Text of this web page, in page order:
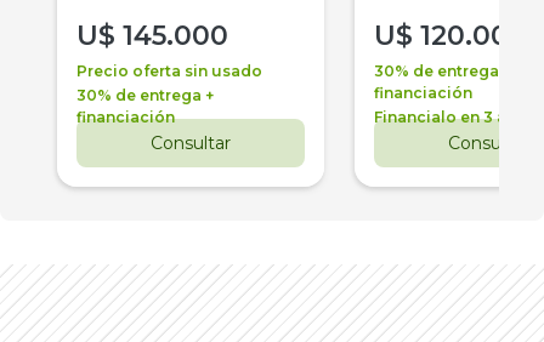
U$ 145.000
Precio oferta sin usado
30% de entrega +
financiación
Consultar
U$ 120.000
30% de entrega +
financiación
Financialo en 3 años
Consultar